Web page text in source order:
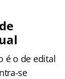
é o de edital
se